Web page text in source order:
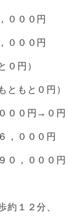
０００円
０００円
０円）
ともと０円）
００円→０円
，０００円
０，０００
約１２分、